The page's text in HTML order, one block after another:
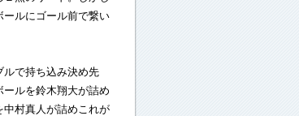
ルにゴール前で繋い
で持ち込み決め先
ルを鈴木翔大が詰め
村真人が詰めこれが